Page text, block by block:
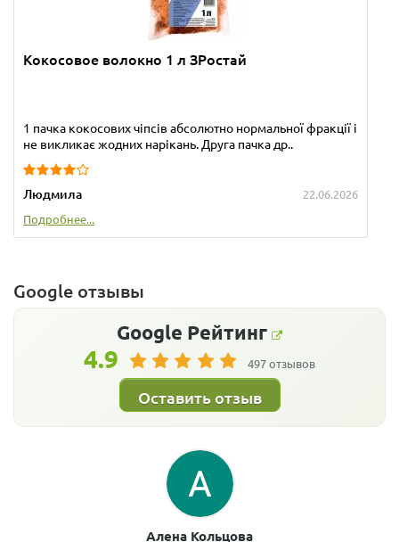
Кокосовое волокно 1 л ЗРостай
1 пачка кокосових чіпсів абсолютно нормальної фракції і
не викликає жодних нарікань. Друга пачка др..
Людмила
22.06.2026
Подробнее...
Google отзывы
Google Рейтинг
4.9 497 отзывов
Оставить отзыв
Алена Кольцова